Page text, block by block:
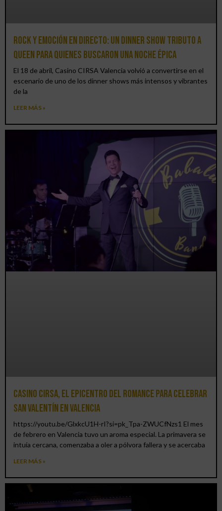
Rock y emoción en directo: un Dinner Show Tributo a
Queen para quienes buscaron una noche épica
El 18 de abril, Casino CIRSA Valencia volvió a convertirse en el
escenario de uno de los dinner shows más intensos y vibrantes
de la
LEER MÁS »
Casino CIRSA, el epicentro del romance para celebrar
San Valentín en Valencia
https://youtu.be/GlxkcU1H-rI?si=pk_Tpa-ZWUCfNzs1 El mes
de febrero en Valencia tuvo un aroma especial. La primavera se
intuía cercana, comenzaba a oler a pólvora fallera y se acercaba
LEER MÁS »